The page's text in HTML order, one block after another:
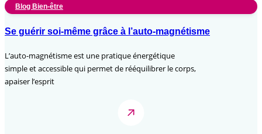
Blog Bien-être
Se guérir soi-même grâce à l’auto-magnétisme
L’auto-magnétisme est une pratique énergétique
simple et accessible qui permet de rééquilibrer le corps,
apaiser l’esprit